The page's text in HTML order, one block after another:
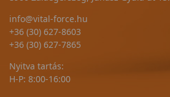
info@vital-force.hu
+36 (30) 627-8603
+36 (30) 627-7865
Nyitva tartás:
H-P: 8:00-16:00